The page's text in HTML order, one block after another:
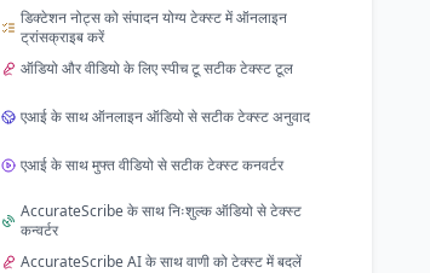
डिक्टेशन नोट्स को संपादन योग्य टेक्स्ट में ऑनलाइन
ट्रांसक्राइब करें
ऑडियो और वीडियो के लिए स्पीच टू सटीक टेक्स्ट टूल
एआई के साथ ऑनलाइन ऑडियो से सटीक टेक्स्ट अनुवाद
एआई के साथ मुफ्त वीडियो से सटीक टेक्स्ट कनवर्टर
AccurateScribe के साथ निःशुल्क ऑडियो से टेक्स्ट
कन्वर्टर
AccurateScribe AI के साथ वाणी को टेक्स्ट में बदलें